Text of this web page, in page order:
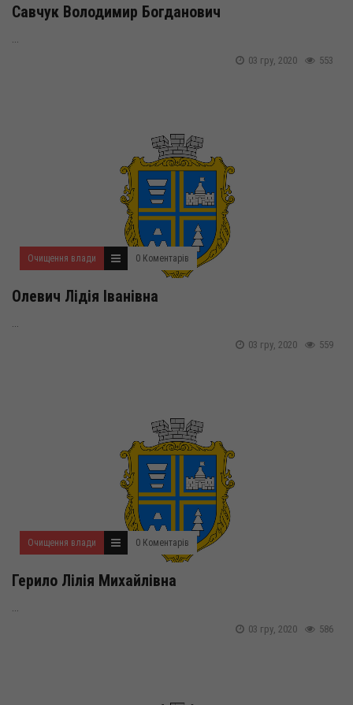
Савчук Володимир Богданович
...
553
03 гру, 2020
Очищення влади 0 Коментарів
Олевич Лідія Іванівна
...
559
03 гру, 2020
Очищення влади 0 Коментарів
Герило Лілія Михайлівна
...
586
03 гру, 2020